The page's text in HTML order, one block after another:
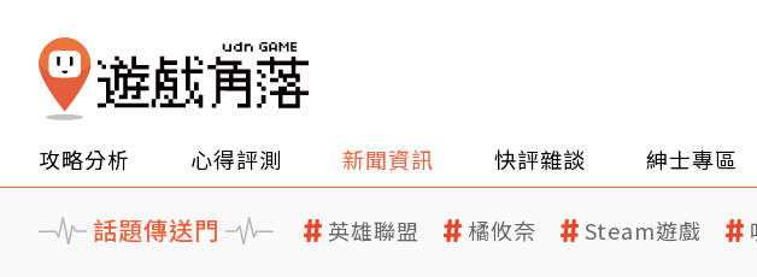
攻略分析 心得評測 新聞資訊 快評雜談 紳士專區
話題傳送門 英雄聯盟 橘攸奈 Steam遊戲